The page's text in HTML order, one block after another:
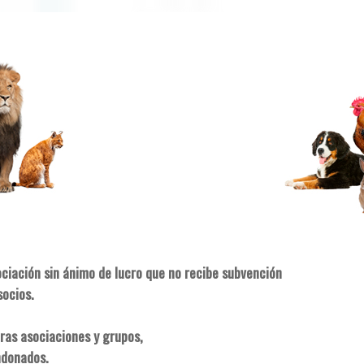
sin ánimo de lucro que no recibe subvención
asociaciones y grupos,